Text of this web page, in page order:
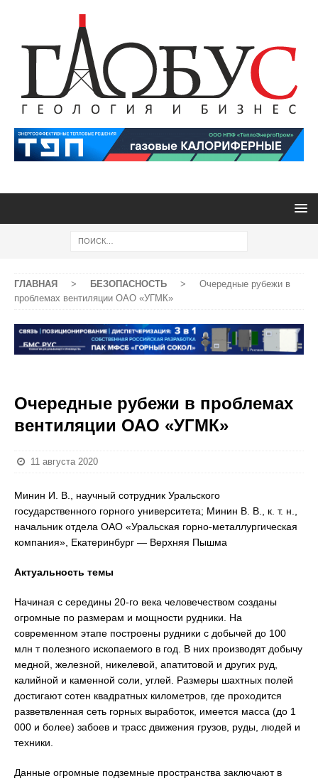
ГЛАВНАЯ > БЕЗОПАСНОСТЬ >
Очередные рубежи в
проблемах вентиляции ОАО «УГМК»
Очередные рубежи в проблемах
вентиляции ОАО «УГМК»
11 августа 2020
Минин И. В., научный сотрудник Уральского
государственного горного университета; Минин В. В., к. т. н.,
начальник отдела ОАО «Уральская горно-металлургическая
компания», Екатеринбург — Верхняя Пышма
Актуальность темы
Начиная с середины 20-го века человечеством созданы
огромные по размерам и мощности рудники. На
современном этапе построены рудники с добычей до 100
млн т полезного ископаемого в год. В них производят добычу
медной, железной, никелевой, апатитовой и других руд,
калийной и каменной соли, углей. Размеры шахтных полей
достигают сотен квадратных километров, где проходится
разветвленная сеть горных выработок, имеется масса (до 1
000 и более) забоев и трасс движения грузов, руды, людей и
техники.
Данные огромные подземные пространства заключают в